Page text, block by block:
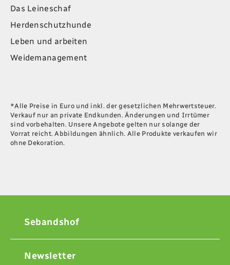
Das Leineschaf
Herdenschutzhunde
Leben und arbeiten
Weidemanagement
*Alle Preise in Euro und inkl. der gesetzlichen Mehrwertsteuer.
Verkauf nur an private Endkunden. Änderungen und Irrtümer
sind vorbehalten. Unsere Angebote gelten nur solange der
Vorrat reicht. Abbildungen ähnlich. Alle Produkte verkaufen wir
ohne Dekoration.
Sebandshof
Newsletter